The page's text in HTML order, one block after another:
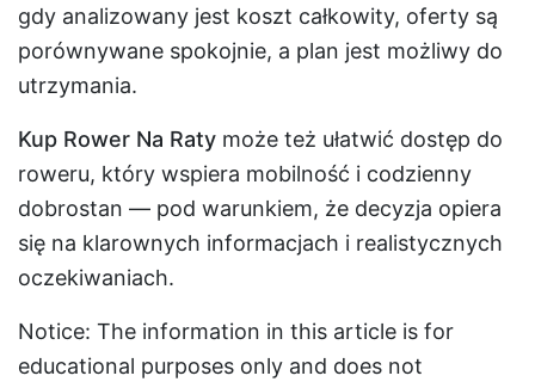
gdy analizowany jest koszt całkowity, oferty są
porównywane spokojnie, a plan jest możliwy do
utrzymania.
Kup Rower Na Raty może też ułatwić dostęp do
roweru, który wspiera mobilność i codzienny
dobrostan — pod warunkiem, że decyzja opiera
się na klarownych informacjach i realistycznych
oczekiwaniach.
Notice: The information in this article is for
educational purposes only and does not